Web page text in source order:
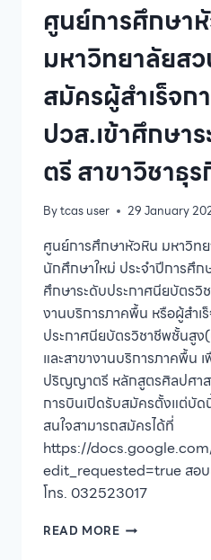
หลักสูตร
สภา
พยาบาล)
ศูนย์การศึกษา
มหาวิทยาลัยส
สมัครผู้สำเร็จก
ปวส.เข้าศึกษ
ตรี สาขาวิชาธุ
Bytcas user 29 January
ศูนย์การศึกษาหัวหิน มหาวิท
นักศึกษาใหม่ ประจำปีการศึ
ศึกษาระดับประกาศนียบัตรวิ
งานบริการภาคพื้น หรือผู้สำเ
ประกาศนียบัตรวิชาชีพชั้นสูง
และสาขางานบริการภาคพื้น
ปริญญาตรี หลักสูตรศิลปศา
การบินเปิดรับสมัครตั้งแต่บั
สนใจสามารถสมัครได้ที่
https://
edit_requested=true สอบ
โทร. 032523017
READ MOREศูนย์